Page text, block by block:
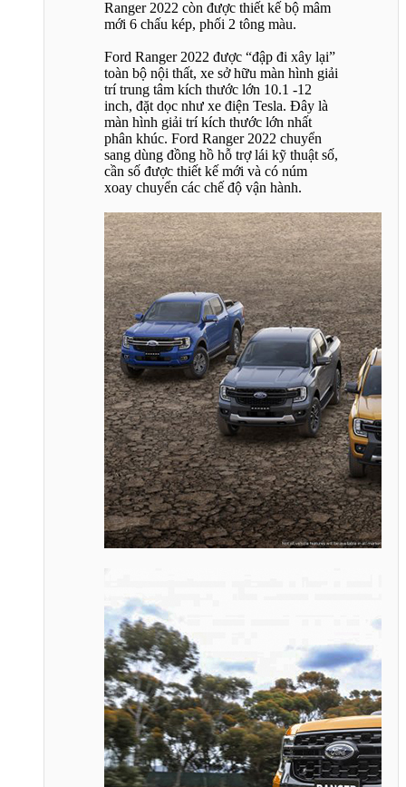
Ranger 2022 còn được thiết kế bộ mâm
mới 6 chấu kép, phối 2 tông màu.
Ford Ranger 2022 được “đập đi xây lại”
toàn bộ nội thất, xe sở hữu màn hình giải
trí trung tâm kích thước lớn 10.1 -12
inch, đặt dọc như xe điện Tesla. Đây là
màn hình giải trí kích thước lớn nhất
phân khúc. Ford Ranger 2022 chuyển
sang dùng đồng hồ hỗ trợ lái kỹ thuật số,
cần số được thiết kế mới và có núm
xoay chuyển các chế độ vận hành.